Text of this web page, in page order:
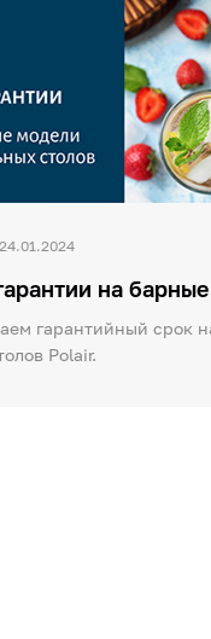
24.01.2024
на
гарантийный срок
Polair.